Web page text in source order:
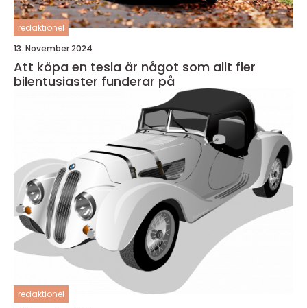
redaktionel
13. November 2024
Att köpa en tesla är något som allt fler
bilentusiaster funderar på
redaktionel